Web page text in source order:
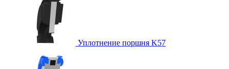
Уплотнение поршня K57